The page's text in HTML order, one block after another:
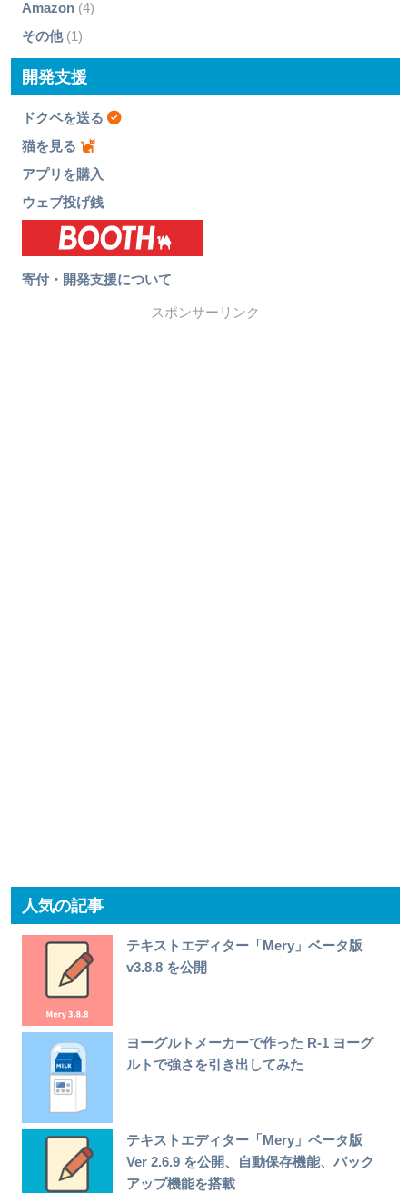
Amazon(4)
その他(1)
開発支援
ドクペを送る
猫を見る
アプリを購入
ウェブ投げ銭
寄付・開発支援について
スポンサーリンク
人気の記事
テキストエディター「Mery」ベータ版
v3.8.8 を公開
ヨーグルトメーカーで作った R-1 ヨーグ
ルトで強さを引き出してみた
テキストエディター「Mery」ベータ版
Ver 2.6.9 を公開、自動保存機能、バック
アップ機能を搭載